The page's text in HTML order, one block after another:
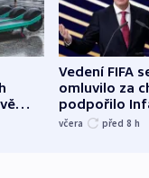
Vedení FIFA
omluvilo za
podpořilo
UEFA trvá na
včera před 8 h